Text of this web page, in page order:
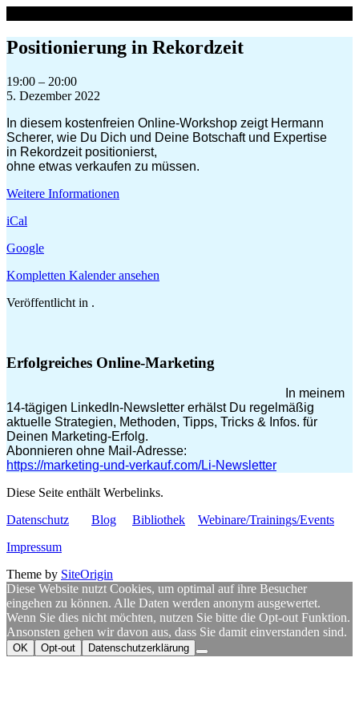
springen
Positionierung in Rekordzeit
Positionierung
in
19:00 – 20:00
5. Dezember 2022
In diesem kostenfreien Online-Workshop zeigt Hermann
Scherer, wie Du Dich und Deine Botschaft und Expertise
in Rekordzeit positionierst,
ohne etwas verkaufen zu müssen.
Weitere Informationen
iCal
Google
Kompletten Kalender ansehen
Veröffentlicht in .
Erfolgreiches Online-Marketing
In meinem
14-tägigen LinkedIn-Newsletter erhälst Du regelmäßig
aktuelle Strategien, Methoden, Tipps, Tricks & Infos. für
Deinen Marketing-Erfolg.
Abonnieren ohne Mail-Adresse:
https://marketing-und-verkauf.com/Li-Newsletter
Diese Seite enthält Werbelinks.
Datenschutz
Blog Bibliothek
Webinare/Trainings/Events
Impressum
Theme by SiteOrigin
Diese Website nutzt Cookies, um optimal auf ihre Besucher
eingehen zu können. Alle Daten werden anonym ausgewertet.
Wenn Sie dies nicht möchten, nutzen Sie bitte die Opt-out Funktion.
Ansonsten gehen wir davon aus, dass Sie damit einverstanden sind.
OK Opt-out Datenschutzerklärung